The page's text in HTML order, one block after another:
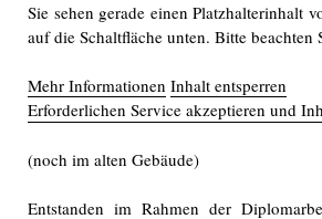
Sie sehen gerade einen Platzhalterinhalt
auf die Schaltfläche unten. Bitte
Mehr Informationen Inhalt entsperren
Erforderlichen Service akzeptieren und
(noch im alten Gebäude)
Entstanden im Rahmen der